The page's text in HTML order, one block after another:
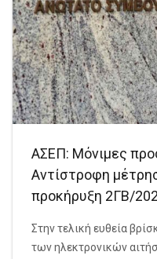
ΑΣΕΠ: Μόνιμες
Αντίστροφη
προκήρυξη 2ΓΒ/
Στην τελική ευθεία
των ηλεκτρονικών